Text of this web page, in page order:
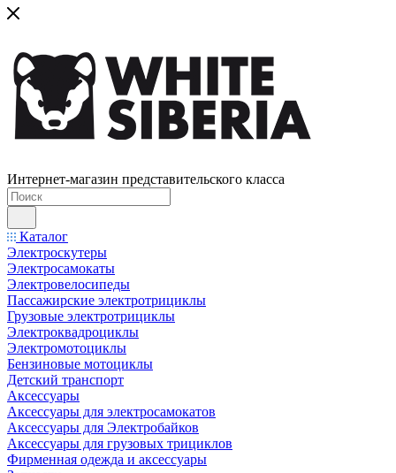
Интернет-магазин представительского класса
Каталог
Электроскутеры
Электросамокаты
Электровелосипеды
Пассажирские электротрициклы
Грузовые электротрициклы
Электроквадроциклы
Электромотоциклы
Бензиновые мотоциклы
Детский транспорт
Аксессуары
Аксессуары для электросамокатов
Аксессуары для Электробайков
Аксессуары для грузовых трициклов
Фирменная одежда и аксессуары